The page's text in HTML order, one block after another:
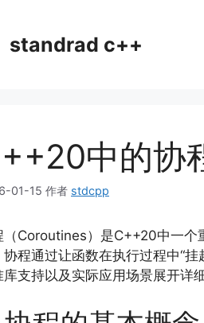
standrad c++
中的协
01-15 作者 stdcpp
（Coroutines）是C++20中一个
协程通过让函数在执行过程中“
库支持以及实际应用场景展开详